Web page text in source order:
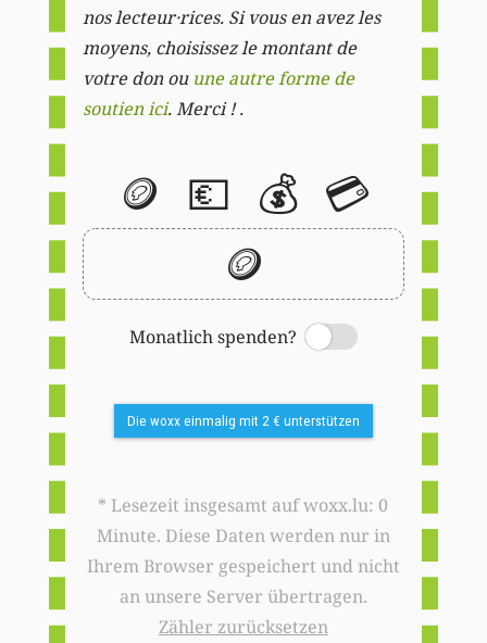
nos lecteur·rices. Si vous en avez les
moyens, choisissez le montant de
votre don ou une autre forme de
soutien ici. Merci ! .
🪙 💶 💰 💳
🪙
Monatlich spenden?
Switch
Die woxx einmalig mit 2 € unterstützen
* Lesezeit insgesamt auf woxx.lu: 0
Minute. Diese Daten werden nur in
Ihrem Browser gespeichert und nicht
an unsere Server übertragen.
Zähler zurücksetzen